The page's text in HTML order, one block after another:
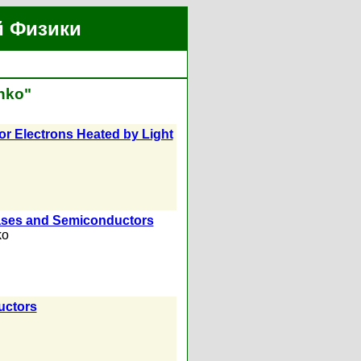
Физики
Electrons Heated by Light
and Semiconductors